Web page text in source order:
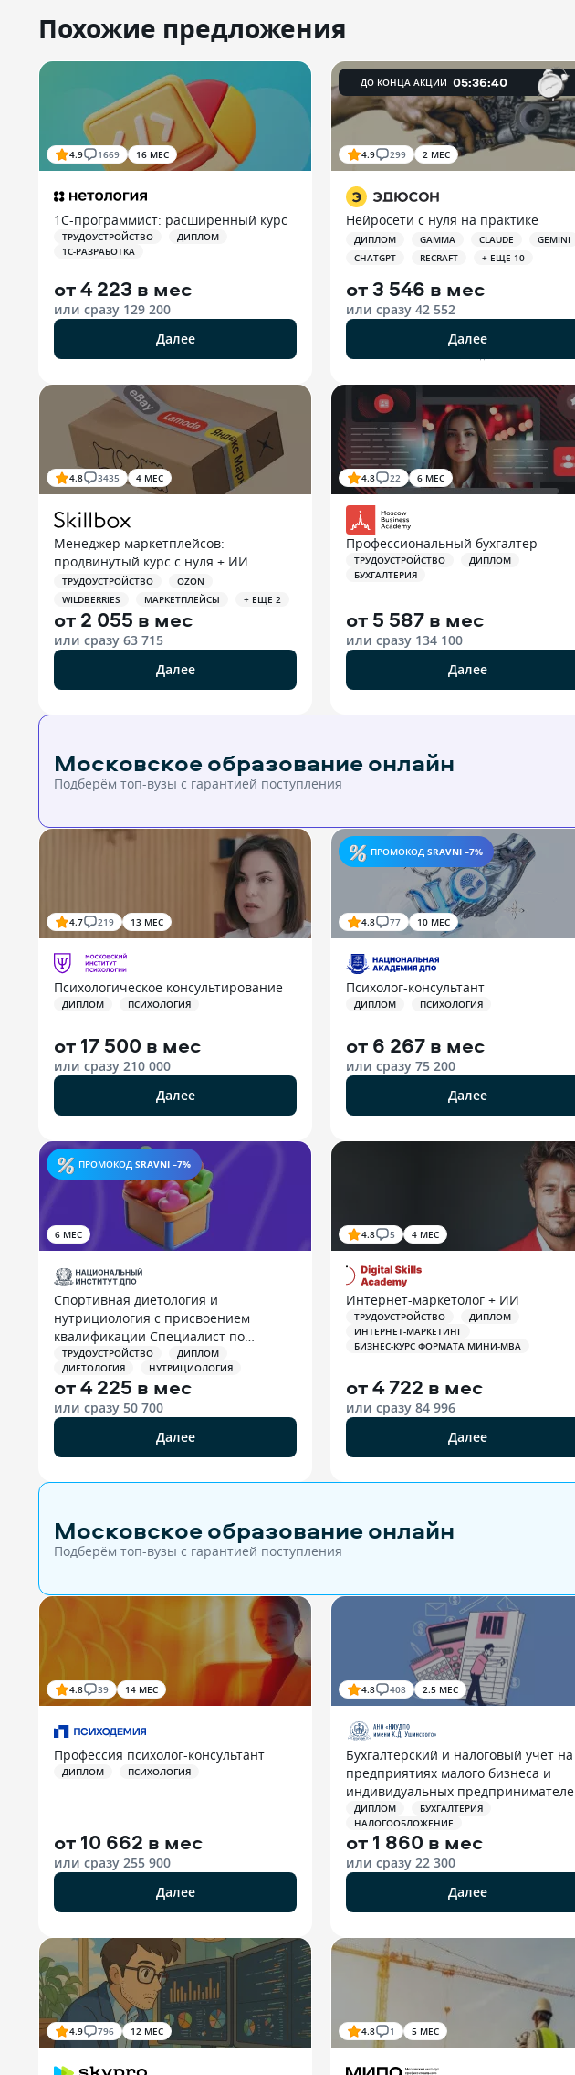
Похожие предложения
4.9 1669 16 МЕС
1С-программист: расширенный курс
ТРУДОУСТРОЙСТВО
ДИПЛОМ
1С-РАЗРАБОТКА
от4 223 в мес
или сразу 129 200
Далее
ДО КОНЦА АКЦИИ 05:36:38
4.9 299 2 МЕС
Нейросети с нуля на практике
ДИПЛОМ GAMMA CLAUDE
GEMINI
CHATGPT
RECRAFT + ЕЩЕ 10
от 3 546 в мес
или сразу 42 552
Далее
4.8 3435 4 МЕС
Менеджер маркетплейсов:
продвинутый курс с нуля + ИИ
ТРУДОУСТРОЙСТВО
OZON
WILDBERRIES
МАРКЕТПЛЕЙСЫ + ЕЩЕ 2
от 2 055 в мес
или сразу 63 715
Далее
4.8 22 6 МЕС
Профессиональный бухгалтер
ТРУДОУСТРОЙСТВО
ДИПЛОМ
БУХГАЛТЕРИЯ
от 5 587 в мес
или сразу 134 100
Далее
Московское образование онлайн
Подберём топ-вузы c гарантией поступления
4.7 219 13 МЕС
Психологическое консультирование
ДИПЛОМ ПСИХОЛОГИЯ
от 17 500 в мес
или сразу 210 000
Далее
ПРОМОКОД SRAVNI –7%
4.8 77 10 МЕС
Психолог-консультант
ДИПЛОМ ПСИХОЛОГИЯ
от 6 267 в мес
или сразу 75 200
Далее
ПРОМОКОД SRAVNI –7%
6 МЕС
Спортивная диетология и
нутрициология с присвоением
квалификации Специалист по
спортивной нутрициологии
ТРУДОУСТРОЙСТВО
ДИПЛОМ
ДИЕТОЛОГИЯ
НУТРИЦИОЛОГИЯ
от4 225 в мес
или сразу 50 700
Далее
4.8 5 4 МЕС
Интернет-маркетолог + ИИ
ТРУДОУСТРОЙСТВО
ДИПЛОМ
ИНТЕРНЕТ-МАРКЕТИНГ
БИЗНЕС-КУРС ФОРМАТА МИНИ-MBA
от4 722 в мес
или сразу 84 996
Далее
Московское образование онлайн
Подберём топ-вузы c гарантией поступления
4.8 39 14 МЕС
Профессия психолог-консультант
ДИПЛОМ ПСИХОЛОГИЯ
от 10 662 в мес
или сразу 255 900
Далее
4.8 408 2.5 МЕС
Бухгалтерский и налоговый учет на
предприятиях малого бизнеса и
индивидуальных предпринимателей
(ИП)
ДИПЛОМ
БУХГАЛТЕРИЯ
НАЛОГООБЛОЖЕНИЕ
от 1 860 в мес
или сразу 22 300
Далее
4.9 796 12 МЕС 4.8 1 5 МЕС